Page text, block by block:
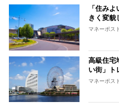
「住み
きく変貌
マネーポス
高級住
い街」ト
マネーポス